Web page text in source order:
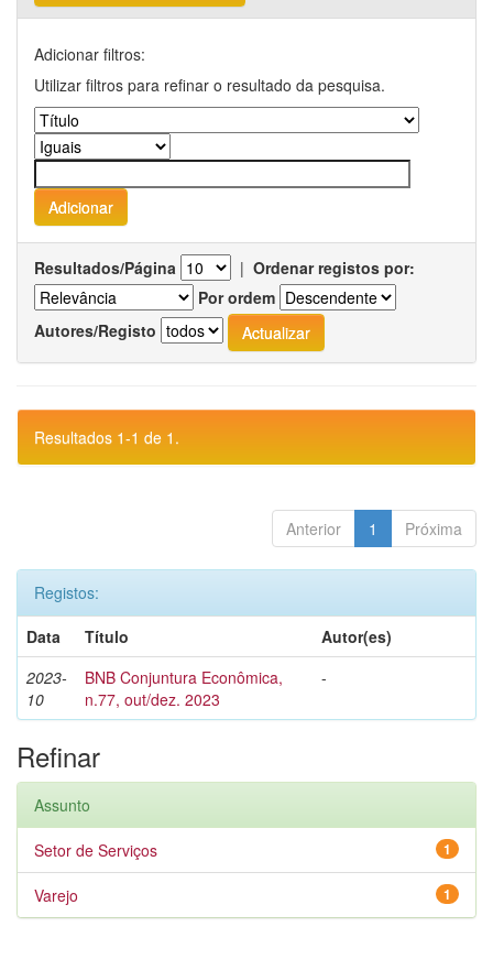
Adicionar filtros:
Utilizar filtros para refinar o resultado da pesquisa.
Resultados/Página | Ordenar registos por:
Por ordem
Autores/Registo
Resultados 1-1 de 1.
Anterior 1 Próxima
Registos:
Data
Título
Autor(es)
2023-
10
BNB Conjuntura Econômica,
n.77, out/dez. 2023
-
Refinar
Assunto
1
Setor de Serviços
1
Varejo